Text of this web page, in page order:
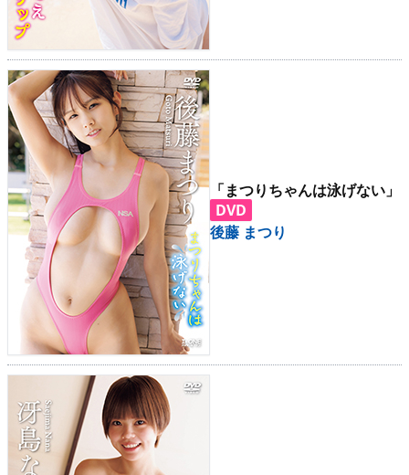
「まつりちゃんは泳げない」
DVD
後藤 まつり